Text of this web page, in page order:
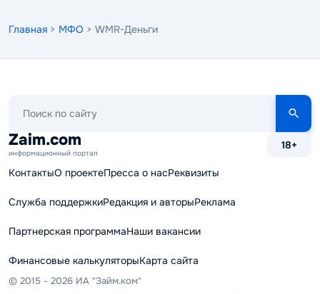
Главная > МФО > WMR-Деньги
сайту
Zaim.com
информационный портал
18+
КонтактыО проектеПресса о насРеквизиты
Служба поддержкиРедакция и авторыРеклама
Партнерская программаНаши вакансии
Финансовые калькуляторыКарта сайта
© 2015 - 2026 ИА "Займ.ком"